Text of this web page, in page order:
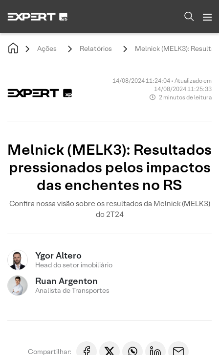
Ações Relatórios Melnick (MELK3):
14/08/2024 11:24:04 • Atualizado em
14/08/2024 11:25:33
2 minutos de leitura
Melnick (MELK3): Resultados
pressionados pelos impactos
das enchentes no RS
Confira nossa visão sobre os resultados da Melnick (MELK3)
do 2T24
Ygor Altero
Head do setor imobiliário
Ruan Argenton
Analista de Transportes
Compartilhar: